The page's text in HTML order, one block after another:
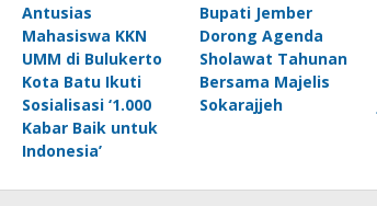
Antusias
Mahasiswa KKN
UMM di Bulukerto
Kota Batu Ikuti
Sosialisasi ‘1.000
Kabar Baik untuk
Indonesia’
Bupati Jember
Dorong Agenda
Sholawat Tahunan
Bersama Majelis
Sokarajjeh